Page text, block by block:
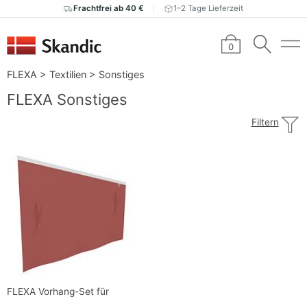
Frachtfrei ab 40 € 1–2 Tage Lieferzeit
0
FLEXA > Textilien > Sonstiges
FLEXA Sonstiges
Filtern
FLEXA Vorhang-Set für